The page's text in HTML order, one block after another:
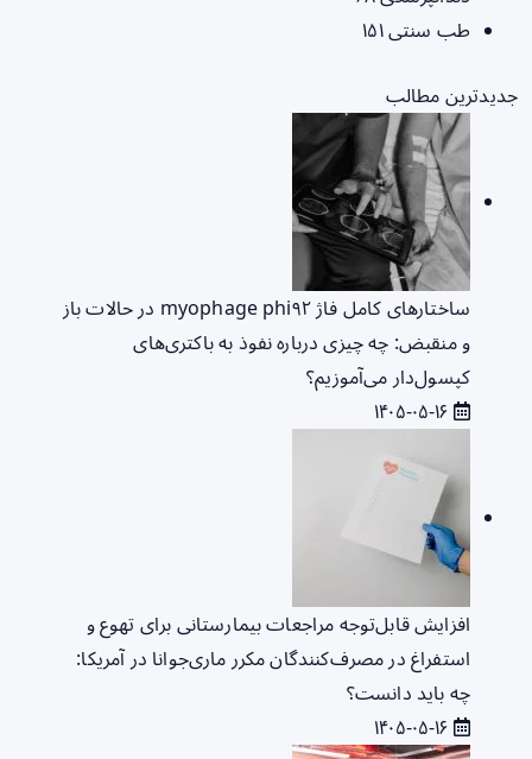
طب سنتی۱۵۱
جدیدترین مطالب
ساختارهای کامل فاژ myophage phi۹۲ در حالات باز
و منقبض: چه چیزی درباره نفوذ به باکتری‌های
کپسول‌دار می‌آموزیم؟
افزایش قابل‌توجه مراجعات بیمارستانی برای تهوع و
استفراغ در مصرف‌کنندگان مکرر ماری‌جوانا در آمریکا:
چه باید دانست؟